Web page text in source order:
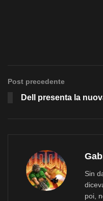
Post precedente
Dell presenta la
Sin
poi,